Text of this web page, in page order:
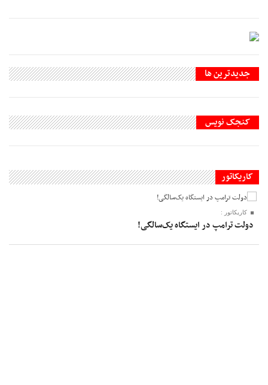
جديدترين ها
کنجک نویس
کاریکاتور
کاریکاتور :
دولت ترامپ در ایستگاه یک‌سالگی!